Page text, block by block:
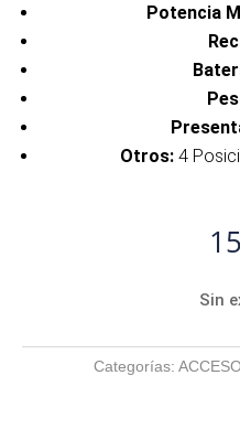
Potencia
Otros: 4
Sin
Categorías: